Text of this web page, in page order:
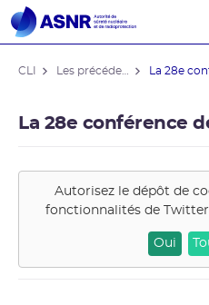
CLI La 28e
La 28e conférence
Autorisez le dépôt de
fonctionnalités de
Oui